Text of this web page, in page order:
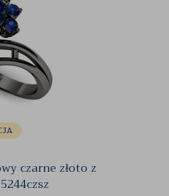
czarne złoto z